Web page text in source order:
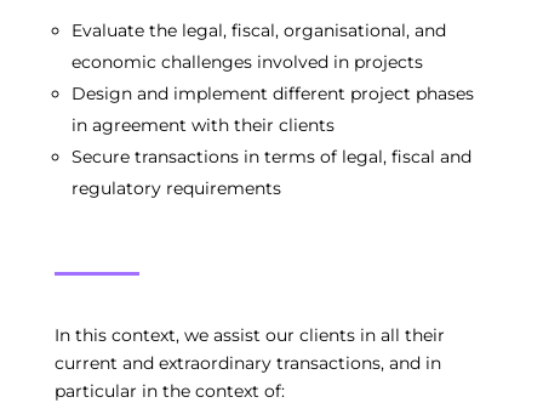
Evaluate the legal, fiscal, organisational, and
economic challenges involved in projects
Design and implement different project phases
in agreement with their clients
Secure transactions in terms of legal, fiscal and
regulatory requirements
In this context, we assist our clients in all their
current and extraordinary transactions, and in
particular in the context of: